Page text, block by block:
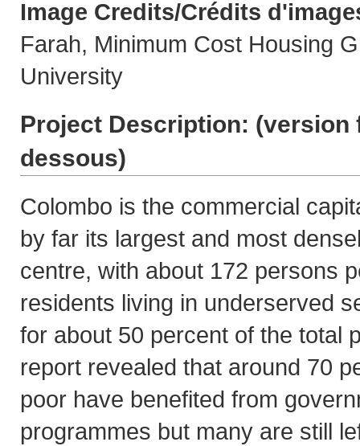
Image Credits/Crédits
Farah, Minimum Cost Housing
University
Project Description: (version
dessous)
Colombo is the commercial
by far its largest and most
centre, with about 172 persons
residents living in underserved
for about 50 percent of the total
report revealed that around 70
poor have benefited from
programmes but many are still